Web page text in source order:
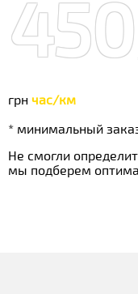
450
грн час/км
* минимальный
Не смогли
мы подберем